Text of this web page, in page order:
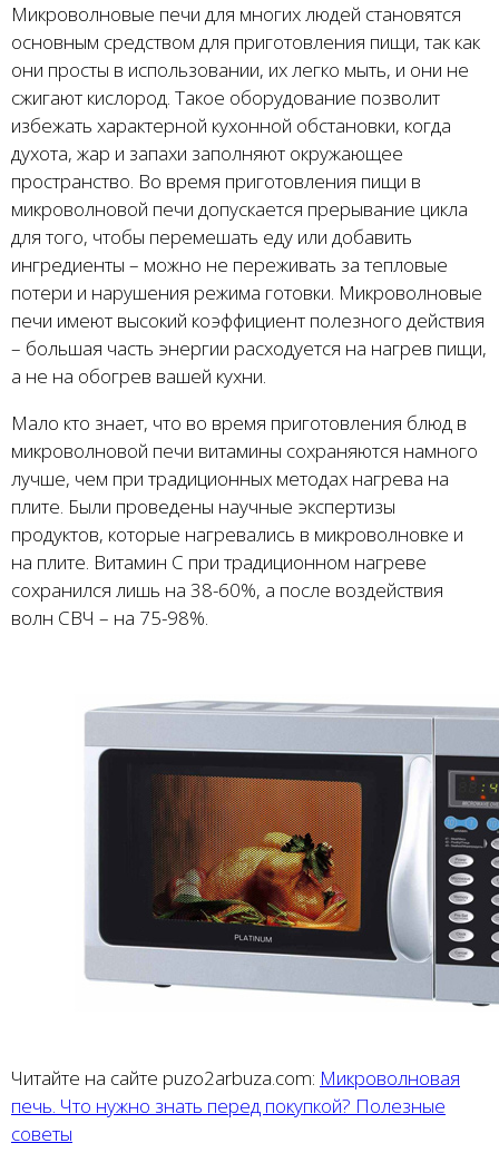
Микроволновые печи для многих людей становятся
основным средством для приготовления пищи, так как
они просты в использовании, их легко мыть, и они не
сжигают кислород. Такое оборудование позволит
избежать характерной кухонной обстановки, когда
духота, жар и запахи заполняют окружающее
пространство. Во время приготовления пищи в
микроволновой печи допускается прерывание цикла
для того, чтобы перемешать еду или добавить
ингредиенты – можно не переживать за тепловые
потери и нарушения режима готовки. Микроволновые
печи имеют высокий коэффициент полезного действия
– большая часть энергии расходуется на нагрев пищи,
а не на обогрев вашей кухни.
Мало кто знает, что во время приготовления блюд в
микроволновой печи витамины сохраняются намного
лучше, чем при традиционных методах нагрева на
плите. Были проведены научные экспертизы
продуктов, которые нагревались в микроволновке и
на плите. Витамин С при традиционном нагреве
сохранился лишь на 38-60%, а после воздействия
волн СВЧ – на 75-98%.
Читайте на сайте puzo2arbuza.com: Микроволновая
печь. Что нужно знать перед покупкой? Полезные
советы